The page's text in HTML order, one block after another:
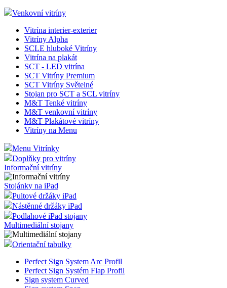
Venkovní vitríny
Vitrína interier-exterier
Vitríny Alpha
SCLE hluboké Vitríny
Vitrína na plakát
SCT - LED vitrína
SCT Vitríny Premium
SCT Vitríny Světelné
Stojan pro SCT a SCL vitríny
M&T Tenké vitríny
M&T venkovní vitríny
M&T Plakátové vitríny
Vitríny na Menu
Menu Vitrínky
Doplňky pro vitríny
Informační vitríny
Stojánky na iPad
Pultové držáky iPad
Nástěnné držáky iPad
Podlahové iPad stojany
Multimediální stojany
Orientační tabulky
Perfect Sign System Arc Profil
Perfect Sign Systém Flap Profil
Sign system Curved